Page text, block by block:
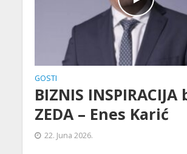
GOSTI
BIZNIS INSPIRACIJA
ZEDA – Enes Karić
22. Juna 2026.